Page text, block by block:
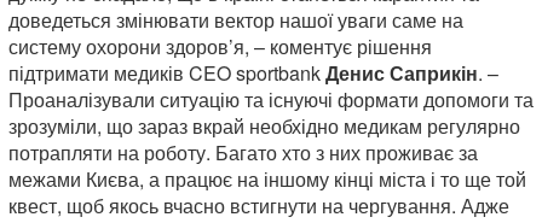
доведеться змінювати вектор нашої уваги саме на
систему охорони здоров’я, – коментує рішення
підтримати медиків CEO sportbankДенис Саприкін. –
Проаналізували ситуацію та існуючі формати допомоги та
зрозуміли, що зараз вкрай необхідно медикам регулярно
потрапляти на роботу. Багато хто з них проживає за
межами Києва, а працює на іншому кінці міста і то ще той
квест, щоб якось вчасно встигнути на чергування. Адже